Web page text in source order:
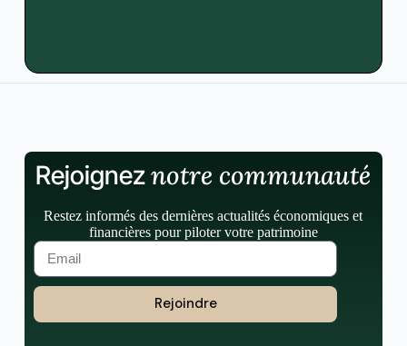
Rejoigneznotre communauté
Restez informés des dernières actualités économiques et
financières pour piloter votre patrimoine
Rejoindre